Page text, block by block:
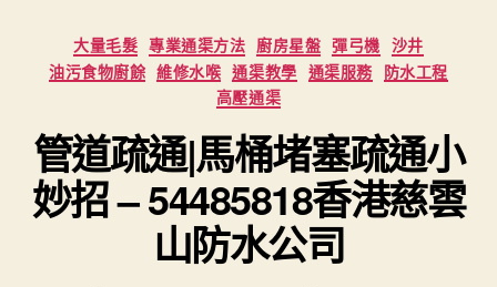
Categories
大量毛髮 專業通渠方法 廚房星盤 彈弓機 沙井
油污食物廚餘 維修水喉 通渠教學 通渠服務 防水工程
高壓通渠
管道疏通|馬桶堵塞疏通小
妙招 – 54485818香港慈雲
山防水公司